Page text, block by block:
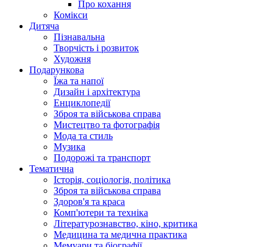
Про кохання
Комікси
Дитяча
Пізнавальна
Творчість і розвиток
Художня
Подарункова
Їжа та напої
Дизайн і архітектура
Енциклопедії
Зброя та військова справа
Мистецтво та фотографія
Мода та стиль
Музика
Подорожі та транспорт
Тематична
Історія, соціологія, політика
Зброя та військова справа
Здоров'я та краса
Комп'ютери та техніка
Літературознавство, кіно, критика
Медицина та медична практика